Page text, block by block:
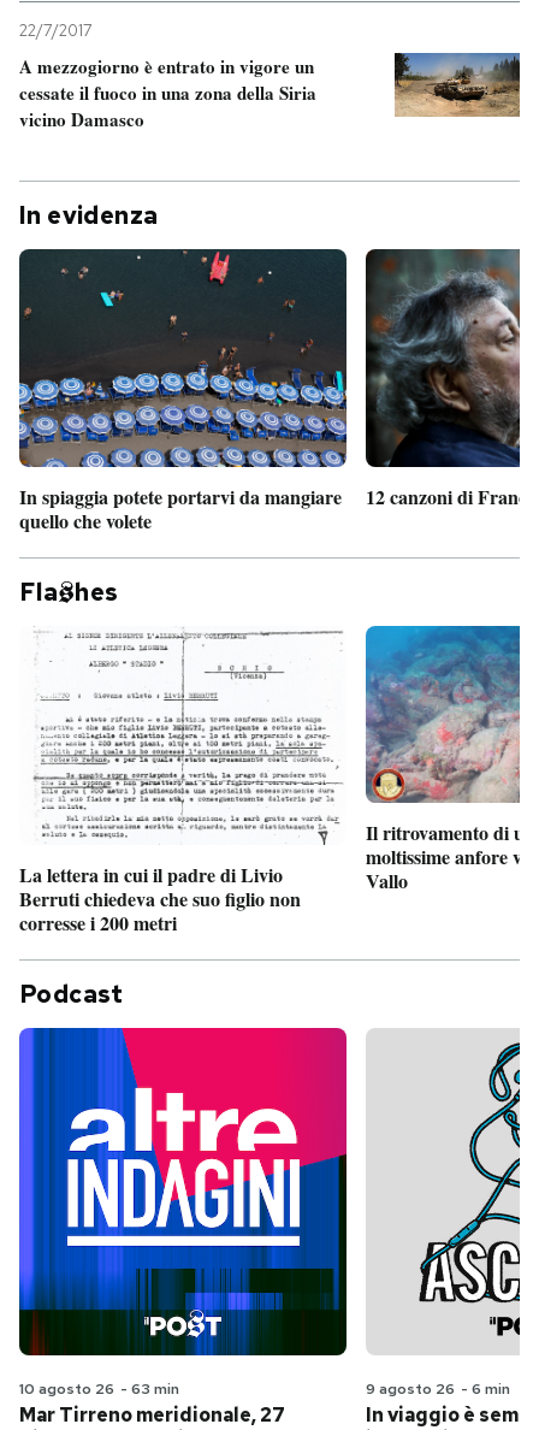
22/7/2017
A mezzogiorno è entrato in vigore un
cessate il fuoco in una zona della Siria
vicino Damasco
In evidenza
In spiaggia potete portarvi da mangiare
quello che volete
12 canzoni di
Fla hes
La lettera in cui il padre di Livio
Berruti chiedeva che suo figlio non
corresse i 200 metri
Il ritrovamento di
moltissime anfore
Vallo
Podcast
10 agosto 26 - 63 min
Mar Tirreno meridionale, 27
9 agosto 26 - 6 min
In viaggio è